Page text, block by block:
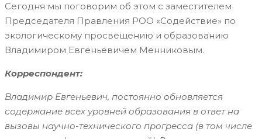
Сегодня мы поговорим об этом с заместителем
Председателя Правления РОО «Содействие» по
экологическому просвещению и образованию
Владимиром Евгеньевичем Менниковым.
Корреспондент:
Владимир Евгеньевич, постоянно обновляется
содержание всех уровней образования в ответ на
вызовы научно-технического прогресса (в том числе